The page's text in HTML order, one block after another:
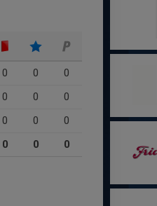
0 0
0
0 0
0
0 0
0
0 0 0